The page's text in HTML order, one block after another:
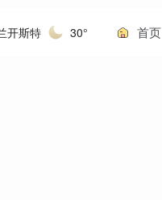
开斯特 30° 首页